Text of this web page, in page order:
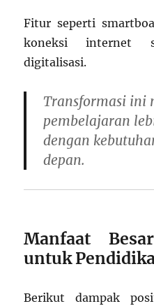
Fitur seperti
koneksi internet
digitalisasi.
Transformasi ini
pembelajaran
dengan
depan.
Manfaat
untuk
Berikut dampak